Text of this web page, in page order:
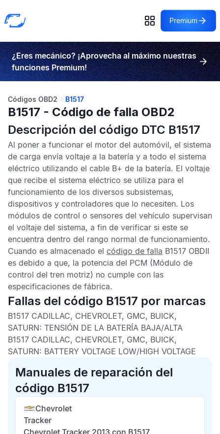
Premium
¿Eres mecánico? ¡Aprovecha al máximo nuestras
funciones Premium!
Códigos OBD2 B1517
B1517 - Código de falla OBD2
Descripción del código DTC B1517
Al poner a funcionar el motor del automóvil, el sistema
de carga envía voltaje a la batería y a todo el sistema
eléctrico utilizando el cable B+ de la batería. El voltaje
que recibe el sistema eléctrico se utiliza para el
funcionamiento de los diversos subsistemas,
dispositivos y controladores que lo necesiten. Los
módulos de control o sensores del vehículo supervisan
el voltaje del sistema, a fin de verificar si este se
encuentra dentro del rango normal de funcionamiento.
Cuando es almacenado el código de falla B1517 OBDII
es debido a que, la potencia del PCM (Módulo de
control del tren motriz) no cumple con las
especificaciones de fábrica.
Fallas del código B1517 por marcas
B1517 CADILLAC, CHEVROLET, GMC, BUICK,
SATURN: TENSIÓN DE LA BATERÍA BAJA/ALTA
B1517 CADILLAC, CHEVROLET, GMC, BUICK,
SATURN: BATTERY VOLTAGE LOW/HIGH VOLTAGE
Manuales de reparación del
código B1517
Chevrolet
Tracker
Chevrolet Tracker 2013 con B1517